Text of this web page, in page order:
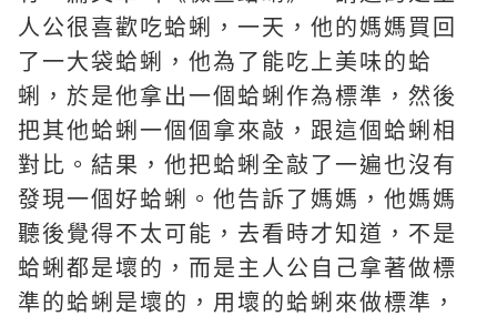
人公很喜歡吃蛤蜊，一天，他的媽媽買回
了一大袋蛤蜊，他為了能吃上美味的蛤
蜊，於是他拿出一個蛤蜊作為標準，然後
把其他蛤蜊一個個拿來敲，跟這個蛤蜊相
對比。結果，他把蛤蜊全敲了一遍也沒有
發現一個好蛤蜊。他告訴了媽媽，他媽媽
聽後覺得不太可能，去看時才知道，不是
蛤蜊都是壞的，而是主人公自己拿著做標
準的蛤蜊是壞的，用壞的蛤蜊來做標準，